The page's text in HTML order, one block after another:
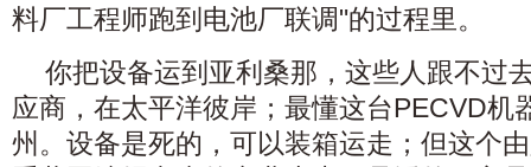
料厂工程师跑到电池厂联调"的过程里。
你把设备运到亚利桑那，这些人跟不过
应商，在太平洋彼岸；最懂这台PECVD机
州。设备是死的，可以装箱运走；但这个